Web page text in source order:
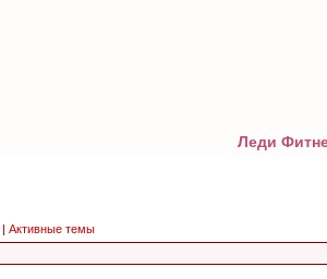
Леди
| Активные темы